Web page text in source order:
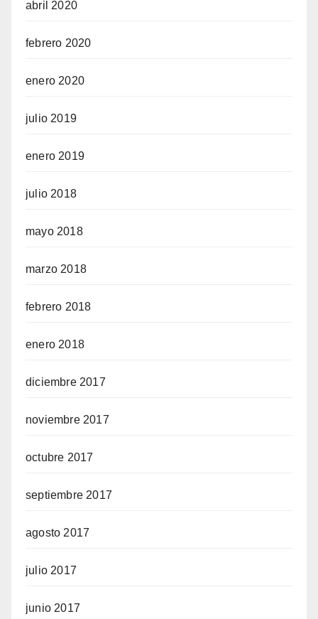
abril 2020
febrero 2020
enero 2020
julio 2019
enero 2019
julio 2018
mayo 2018
marzo 2018
febrero 2018
enero 2018
diciembre 2017
noviembre 2017
octubre 2017
septiembre 2017
agosto 2017
julio 2017
junio 2017